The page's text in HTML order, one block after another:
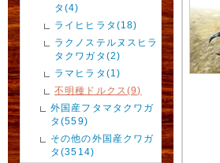
タ(4)
ライヒヒラタ(18)
ラクノステルヌスヒラ
タクワガタ(2)
ラマヒラタ(1)
不明種ドルクス(9)
外国産フタマタクワガ
タ(559)
その他の外国産クワガ
タ(3514)